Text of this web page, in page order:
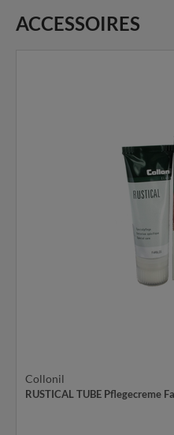
ACCESSOIRES
Collonil
RUSTICAL TUBE Pflegecreme